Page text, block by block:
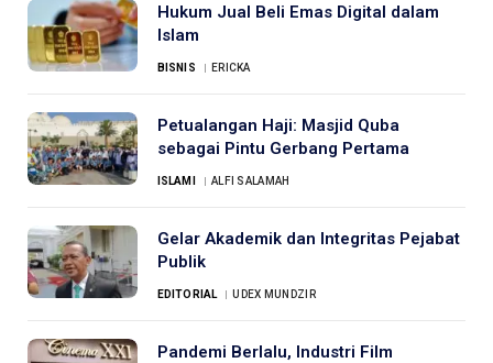
Hukum Jual Beli Emas Digital dalam
Islam
BISNIS ERICKA
Petualangan Haji: Masjid Quba
sebagai Pintu Gerbang Pertama
ISLAMI ALFI SALAMAH
Gelar Akademik dan Integritas Pejabat
Publik
EDITORIAL UDEX MUNDZIR
Pandemi Berlalu, Industri Film